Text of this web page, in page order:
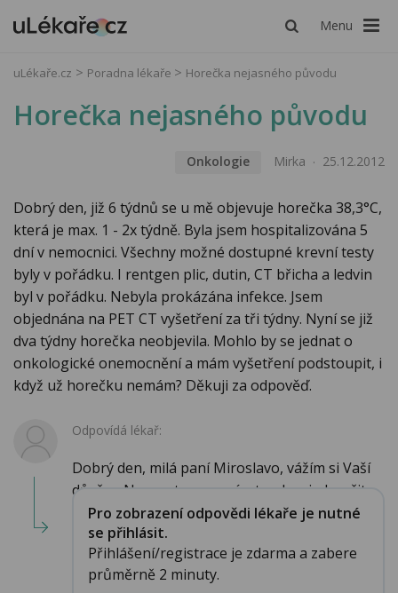
Menu
uLékaře.cz Poradna lékaře Horečka nejasného původu
Horečka nejasného původu
Onkologie Mirka 25.12.2012
Dobrý den, již 6 týdnů se u mě objevuje horečka 38,3°C,
která je max. 1 - 2x týdně. Byla jsem hospitalizována 5
dní v nemocnici. Všechny možné dostupné krevní testy
byly v pořádku. I rentgen plic, dutin, CT břicha a ledvin
byl v pořádku. Nebyla prokázána infekce. Jsem
objednána na PET CT vyšetření za tři týdny. Nyní se již
dva týdny horečka neobjevila. Mohlo by se jednat o
onkologické onemocnění a mám vyšetření podstoupit, i
když už horečku nemám? Děkuji za odpověď.
Odpovídá lékař:
Dobrý den, milá paní Miroslavo, vážím si Vaší
důvěry. Naprosto rozumím tendenci ukončit ...
Pro zobrazení odpovědi lékaře je nutné
se přihlásit.
Přihlášení/registrace je zdarma a zabere
průměrně 2 minuty.